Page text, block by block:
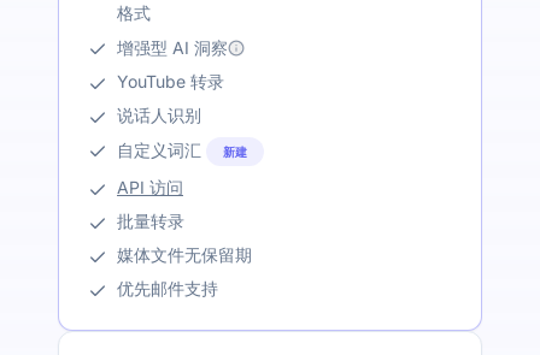
格式
增强型 AI 洞察
YouTube 转录
说话人识别
自定义词汇
新建
API 访问
批量转录
媒体文件无保留期
优先邮件支持